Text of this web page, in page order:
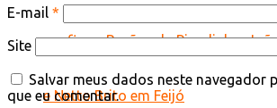
E-mail *
Site
Salvar meus dados neste navegador
que eu comentar.